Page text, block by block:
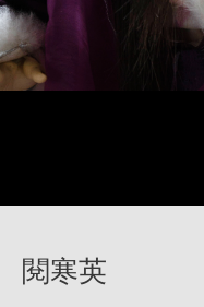
閱寒英